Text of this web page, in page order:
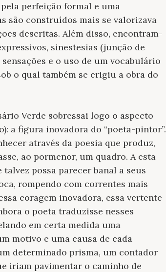
perfeição formal e uma
são construídos mais se valorizava
descritas. Além disso, encontram-
sinestesias (junção de
e o uso de um vocabulário
o qual também se erigiu a obra do
Verde sobressai logo o aspecto
a figura inovadora do “poeta-pintor”.
através da poesia que produz,
ao pormenor, um quadro. A esta
talvez possa parecer banal a seus
rompendo com correntes mais
coragem inovadora, essa vertente
o poeta traduzisse nesses
em certa medida uma
motivo e uma causa de cada
determinado prisma, um contador
iriam pavimentar o caminho de